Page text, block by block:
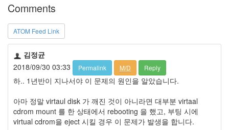
Comments
ATOM Feed Link
김정균
2018/09/30 03:33
Permalink M/D Reply
하.. 1년반이 지나서야 이 문제의 원인을 알았습니다.
아마 정말 virtaul disk 가 깨진 것이 아니라면 대부분 virtaal
cdrom mount 를 한 상태에서 rebooting 을 했고, 부팅 시에
virtual cdrom을 eject 시킬 경우 이 문제가 발생을 합니다.
프
로
그
래
밍
57
Mozilla
23
&
Trick
18